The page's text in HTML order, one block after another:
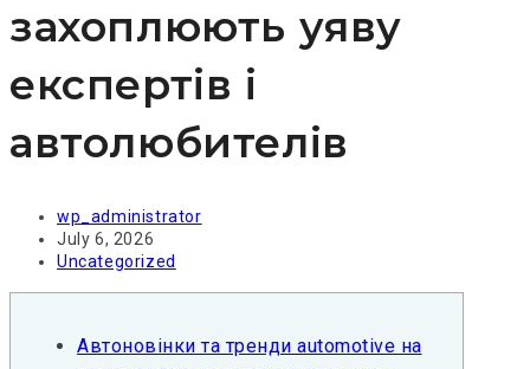
захоплюють уяву
експертів і
автолюбителів
wp_administrator
July 6, 2026
Uncategorized
Автоновінки та тренди automotive на